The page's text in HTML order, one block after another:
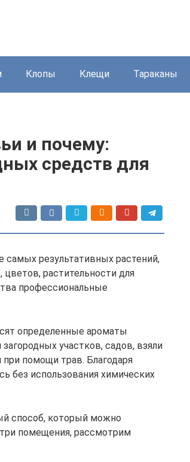
Клопы Клещи Тараканы
и почему:
средств для
результативных растений,
растительности для
профессиональные
определенные ароматы
участков, садов, взяли
помощи трав. Благодаря
без использования химических
способ, который можно
помещения, рассмотрим